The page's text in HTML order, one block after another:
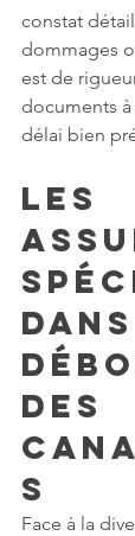
constat
dommages
est de
documents à
délai bien
Les
des
s
Face à la